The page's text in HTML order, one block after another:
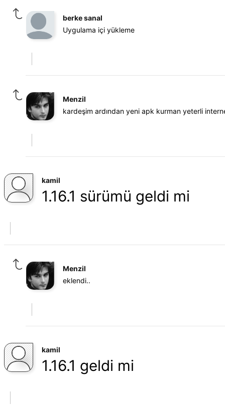
berke sanal
Uygulama içi yükleme
Menzil
kardeşim ardından yeni apk kurman yeterli
kamil
1.16.1 sürümü geldi mi
Menzil
eklendi..
kamil
1.16.1 geldi mi